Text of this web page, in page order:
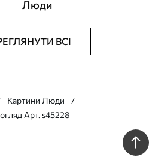
Люди
ВСІ
Картини Люди
Арт. s45228